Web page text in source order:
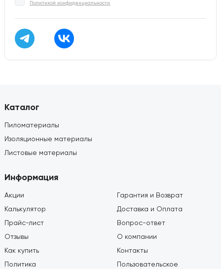
Политикой конфиденциальности .
Каталог
Пиломатериалы
Изоляционные материалы
Листовые материалы
Информация
Акции
Калькулятор
Прайс-лист
Отзывы
Как купить
Политика
Гарантия и Возврат
Доставка и Оплата
Вопрос-ответ
О компании
Контакты
Пользовательское